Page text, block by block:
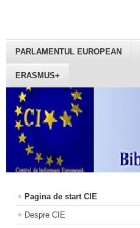
PARLAMENTUL EUROPEAN
ERASMUS+
Pagina de start CIE
Despre CIE